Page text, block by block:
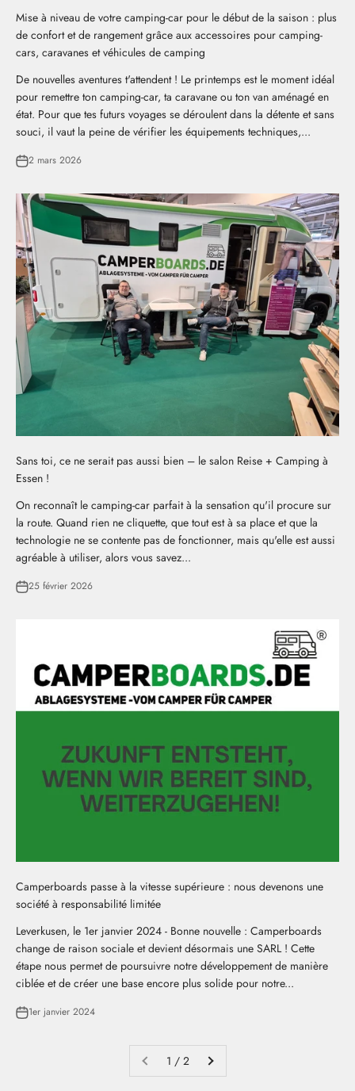
Mise à niveau de votre camping-car pour le début de la saison : plus
de confort et de rangement grâce aux accessoires pour camping-
cars, caravanes et véhicules de camping
De nouvelles aventures t'attendent ! Le printemps est le moment idéal
pour remettre ton camping-car, ta caravane ou ton van aménagé en
état. Pour que tes futurs voyages se déroulent dans la détente et sans
souci, il vaut la peine de vérifier les équipements techniques,...
2 mars 2026
Sans toi, ce ne serait pas aussi bien – le salon Reise + Camping à
Essen !
On reconnaît le camping-car parfait à la sensation qu'il procure sur
la route. Quand rien ne cliquette, que tout est à sa place et que la
technologie ne se contente pas de fonctionner, mais qu'elle est aussi
agréable à utiliser, alors vous savez...
25 février 2026
Camperboards passe à la vitesse supérieure : nous devenons une
société à responsabilité limitée
Leverkusen, le 1er janvier 2024 - Bonne nouvelle : Camperboards
change de raison sociale et devient désormais une SARL ! Cette
étape nous permet de poursuivre notre développement de manière
ciblée et de créer une base encore plus solide pour notre...
1er janvier 2024
1 / 2